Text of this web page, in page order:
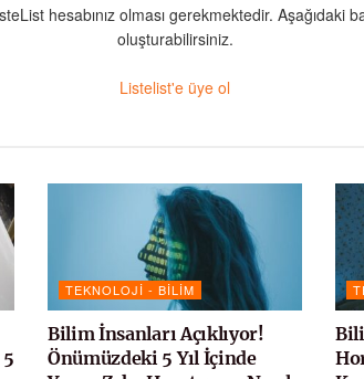
hesabınız olması gerekmektedir. Aşağıdaki
oluşturabilirsiniz.
Listelist'e üye ol
TEKNOLOJI - BILIM
Bilim İnsanları Açıklıyor!
Önümüzdeki 5 Yıl İçinde